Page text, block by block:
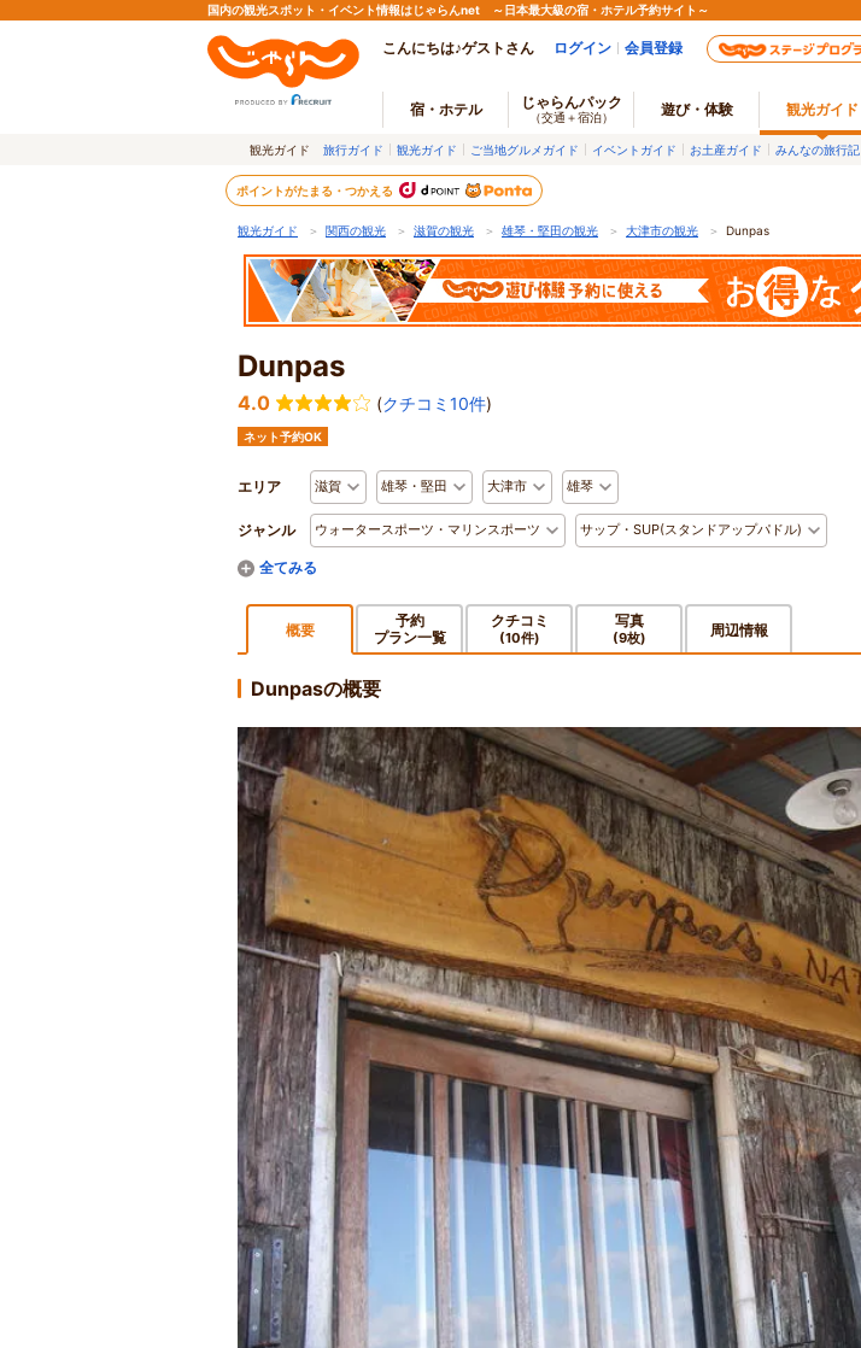
国内の観光スポット・イベント情報はじゃらんnet ～日本最大級の宿・ホテル予約サイト～
こんにちは♪ゲストさん ログイン 会員登録
宿・ホテル じゃらんパック
（交通＋宿泊） 遊び・体験 観光ガイド
観光ガイド 旅行ガイド 観光ガイド ご当地グルメガイド イベントガイド お土産ガイド みんなの旅行記
ポイントがたまる・つかえる
観光ガイド ＞ 関西の観光 ＞ 滋賀の観光 ＞ 雄琴・堅田の観光 ＞ 大津市の観光 ＞ Dunpas
Dunpas
4.0 (クチコミ10件)
ネット予約OK
エリア 滋賀 雄琴・堅田 大津市 雄琴
ジャンル ウォータースポーツ・マリンスポーツ サップ・SUP(スタンドアップパドル)
概要
予約
プラン一覧
クチコミ
(10件)
写真
(9枚) 周辺情報
Dunpasの概要